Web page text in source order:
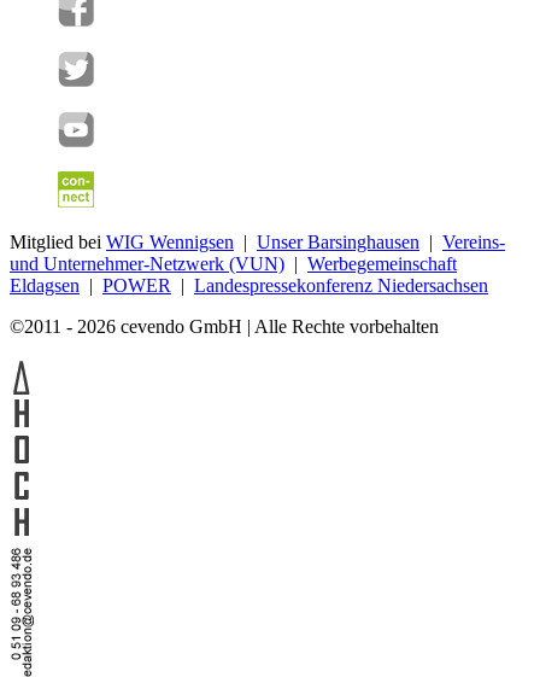
Mitglied bei WIG Wennigsen | Unser Barsinghausen | Vereins-
und Unternehmer-Netzwerk (VUN) | Werbegemeinschaft
Eldagsen | POWER | Landespressekonferenz Niedersachsen
©2011 - 2026 cevendo GmbH | Alle Rechte vorbehalten